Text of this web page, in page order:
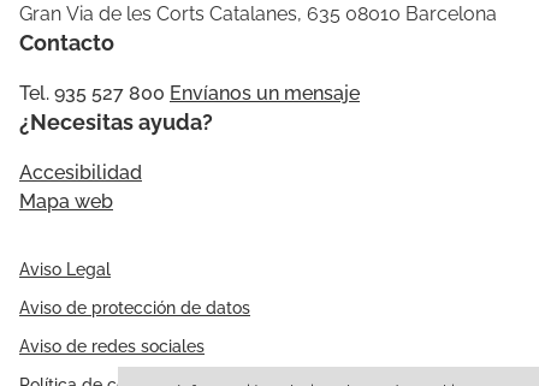
Gran Via de les Corts Catalanes, 635 08010 Barcelona
Contacto
Tel. 935 527 800 Envíanos un mensaje
¿Necesitas ayuda?
Accesibilidad
Mapa web
Aviso Legal
Aviso de protección de datos
Aviso de redes sociales